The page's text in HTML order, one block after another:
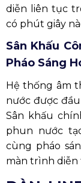
diễn liên tục
có phút giây
Sân Khấu
Pháo Sáng
Hệ thống âm
nước được
Sân khấu
phun nước
cùng pháo
màn trình